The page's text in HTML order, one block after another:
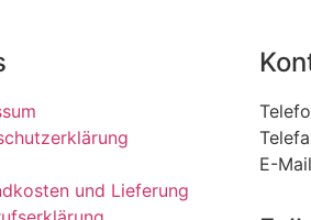
und Lieferung
E-